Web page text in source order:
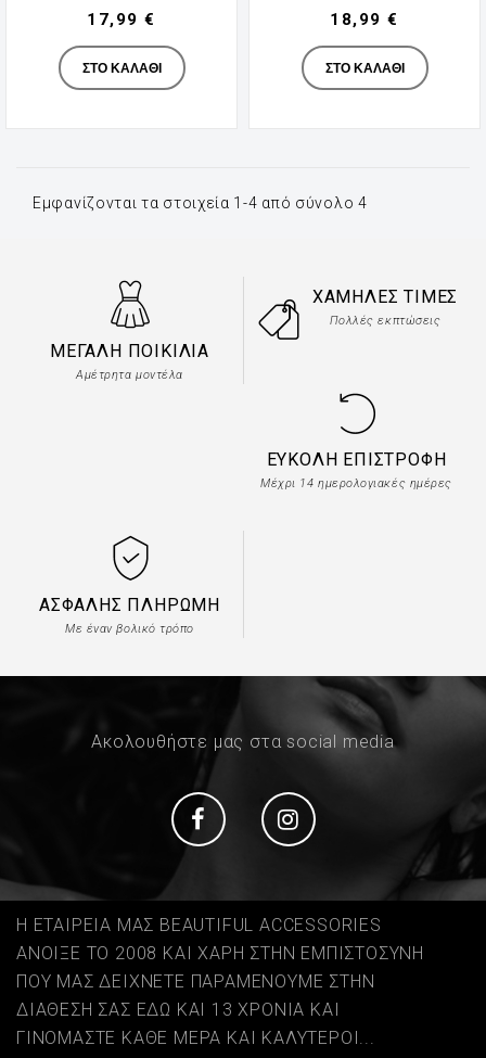
Manufacturer
17,99 €
ΣΤΟ ΚΑΛΆΘΙ
Manufacturer
18,99 €
ΣΤΟ ΚΑΛΆΘΙ
Εμφανίζονται τα στοιχεία 1-4 από σύνολο 4
ΜΕΓΆΛΗ ΠΟΙΚΙΛΊΑ
Αμέτρητα μοντέλα
ΧΑΜΗΛΈΣ ΤΙΜΈΣ
Πολλές εκπτώσεις
ΕΎΚΟΛΗ ΕΠΙΣΤΡΟΦΉ
Μέχρι 14 ημερολογιακές ημέρες
ΑΣΦΑΛΉΣ ΠΛΗΡΩΜΉ
Με έναν βολικό τρόπο
Ακολουθήστε μας στα social media
Social Social
Η ΕΤΑΙΡΕΙΑ ΜΑΣ BEAUTIFUL ACCESSORIES
ΑΝΟΙΞΕ ΤΟ 2008 ΚΑΙ ΧΑΡΗ ΣΤΗΝ ΕΜΠΙΣΤΟΣΥΝΗ
ΠΟΥ ΜΑΣ ΔΕΙΧΝΕΤΕ ΠΑΡΑΜΕΝΟΥΜΕ ΣΤΗΝ
ΔΙΑΘΕΣΗ ΣΑΣ ΕΔΩ ΚΑΙ 13 ΧΡΟΝΙΑ ΚΑΙ
ΓΙΝΟΜΑΣΤΕ ΚΑΘΕ ΜΕΡΑ ΚΑΙ ΚΑΛΥΤΕΡΟΙ...